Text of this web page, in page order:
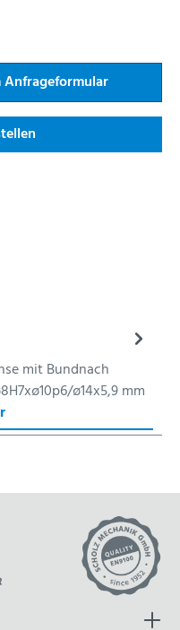
Anfrageformular
mit Bundnach
ø14x5,9 mm